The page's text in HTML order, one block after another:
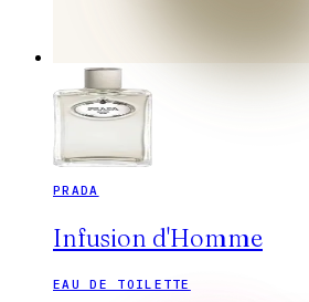
PRADA
Infusion d'Homme
EAU DE TOILETTE